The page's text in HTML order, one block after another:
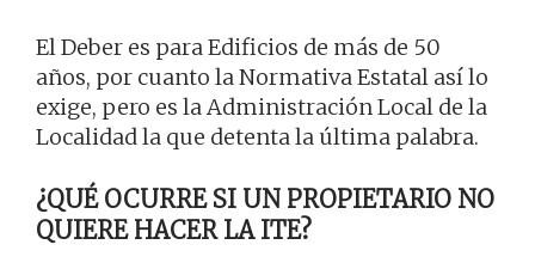
El Deber es para Edificios de más de 50
años, por cuanto la Normativa Estatal así lo
exige, pero es la Administración Local de la
Localidad la que detenta la última palabra.
¿QUÉ OCURRE SI UN PROPIETARIO NO
QUIERE HACER LA ITE?